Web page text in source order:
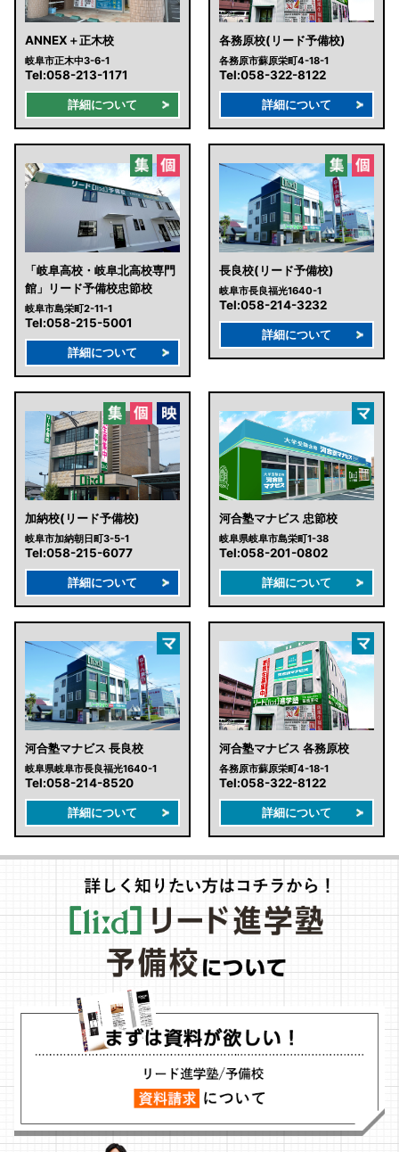
ANNEX＋正木校
岐阜市正木中3-6-1
Tel:058-213-1171
詳細について
各務原校(リード予備校)
各務原市蘇原栄町4-18-1
Tel:058-322-8122
詳細について
「岐阜高校・岐阜北高校専門
館」リード予備校忠節校
岐阜市島栄町2-11-1
Tel:058-215-5001
詳細について
長良校(リード予備校)
岐阜市長良福光1640-1
Tel:058-214-3232
詳細について
加納校(リード予備校)
岐阜市加納朝日町3-5-1
Tel:058-215-6077
詳細について
河合塾マナビス 忠節校
岐阜県岐阜市島栄町1-38
Tel:058-201-0802
詳細について
河合塾マナビス 長良校
岐阜県岐阜市長良福光1640-1
Tel:058-214-8520
詳細について
河合塾マナビス 各務原校
各務原市蘇原栄町4-18-1
Tel:058-322-8122
詳細について